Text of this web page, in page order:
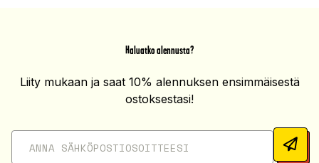
Haluatko alennusta?
Liity mukaan ja saat 10% alennuksen ensimmäisestä
ostoksestasi!